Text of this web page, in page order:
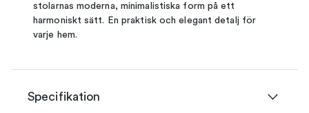
stolarnas moderna, minimalistiska form på ett
harmoniskt sätt. En praktisk och elegant detalj för
varje hem.
Specifikation